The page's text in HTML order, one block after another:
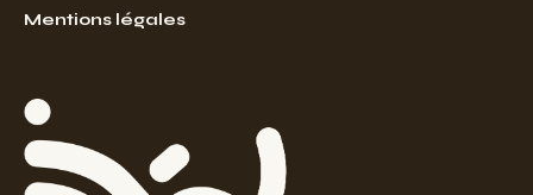
Mentions légales